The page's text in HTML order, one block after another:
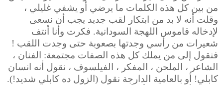
من بين كل هذه الكلمات ما يرضي أو يشفي غليلي ،
وقلت أنه لا بد من ابتكار لقب جديد يجب أن نسعى
لإدخاله قاموس اللهجة السودانية. فكرت وأنا أنتف
شعيرات من رأسي وجدتها بصعوبة حتى وجدت اللقب !
فنقول إلى من يملك كل هذه الصفات مجتمعة: الفنان ،
الشاعر ، الملحن ، المفكر ، الفيلسوف ، نقول أنه انسان
كابلي! أو بالعامية الدارجة نقول (الزول ده كابلي شديد!).